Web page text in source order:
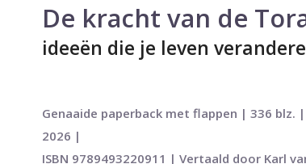
De kracht van de
ideeën die je leven
Genaaide paperback met flappen | 336 blz.
2026 |
ISBN 9789493220911 | Vertaald door Karl